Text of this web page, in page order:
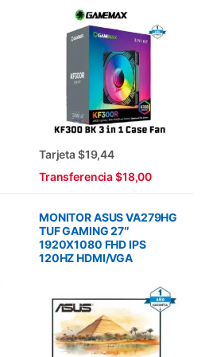
Tarjeta $19,44
Transferencia $18,00
MONITOR ASUS VA279HG
TUF GAMING 27″
1920X1080 FHD IPS
120HZ HDMI/VGA